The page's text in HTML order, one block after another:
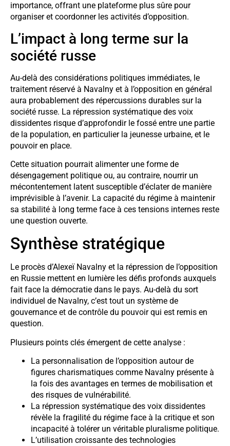
importance, offrant une plateforme plus sûre pour
organiser et coordonner les activités d’opposition.
L’impact à long terme sur la
société russe
Au-delà des considérations politiques immédiates, le
traitement réservé à Navalny et à l’opposition en général
aura probablement des répercussions durables sur la
société russe. La répression systématique des voix
dissidentes risque d’approfondir le fossé entre une partie
de la population, en particulier la jeunesse urbaine, et le
pouvoir en place.
Cette situation pourrait alimenter une forme de
désengagement politique ou, au contraire, nourrir un
mécontentement latent susceptible d’éclater de manière
imprévisible à l’avenir. La capacité du régime à maintenir
sa stabilité à long terme face à ces tensions internes reste
une question ouverte.
Synthèse stratégique
Le procès d’Alexeï Navalny et la répression de l’opposition
en Russie mettent en lumière les défis profonds auxquels
fait face la démocratie dans le pays. Au-delà du sort
individuel de Navalny, c’est tout un système de
gouvernance et de contrôle du pouvoir qui est remis en
question.
Plusieurs points clés émergent de cette analyse :
La personnalisation de l’opposition autour de
figures charismatiques comme Navalny présente à
la fois des avantages en termes de mobilisation et
des risques de vulnérabilité.
La répression systématique des voix dissidentes
révèle la fragilité du régime face à la critique et son
incapacité à tolérer un véritable pluralisme politique.
L’utilisation croissante des technologies